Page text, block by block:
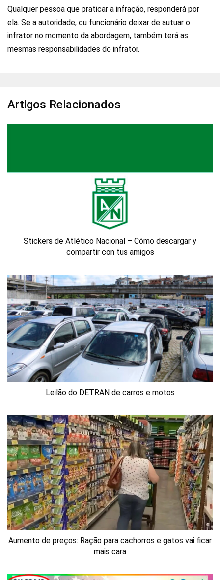
Qualquer pessoa que praticar a infração, responderá por
ela. Se a autoridade, ou funcionário deixar de autuar o
infrator no momento da abordagem, também terá as
mesmas responsabilidades do infrator.
Artigos Relacionados
Stickers de Atlético Nacional – Cómo descargar y
compartir con tus amigos
Leilão do DETRAN de carros e motos
Aumento de preços: Ração para cachorros e gatos vai ficar
mais cara